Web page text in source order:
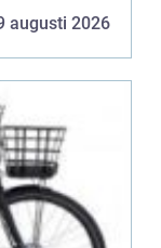
augusti 2026